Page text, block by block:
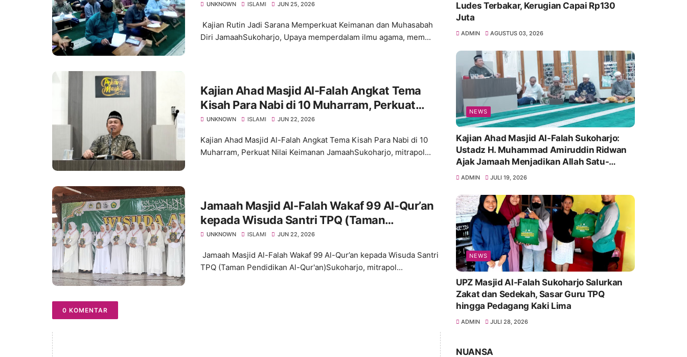
UNKNOWN ISLAMI JUN 25, 2026
Kajian Rutin Jadi Sarana Memperkuat Keimanan dan Muhasabah
Diri JamaahSukoharjo, Upaya memperdalam ilmu agama, mem...
Kajian Ahad Masjid Al-Falah Angkat Tema
Kisah Para Nabi di 10 Muharram, Perkuat
Nilai Keimanan Jamaah
UNKNOWN ISLAMI JUN 22, 2026
Kajian Ahad Masjid Al-Falah Angkat Tema Kisah Para Nabi di 10
Muharram, Perkuat Nilai Keimanan JamaahSukoharjo, mitrapol...
Jamaah Masjid Al-Falah Wakaf 99 Al-Qur’an
kepada Wisuda Santri TPQ (Taman
Pendidikan Al-Qur'an)
UNKNOWN ISLAMI JUN 22, 2026
Jamaah Masjid Al-Falah Wakaf 99 Al-Qur’an kepada Wisuda Santri
TPQ (Taman Pendidikan Al-Qur'an)Sukoharjo, mitrapol...
0 KOMENTAR
Ludes Terbakar, Kerugian Capai Rp130
Juta
ADMIN AGUSTUS 03, 2026
NEWS
Kajian Ahad Masjid Al-Falah Sukoharjo:
Ustadz H. Muhammad Amiruddin Ridwan
Ajak Jamaah Menjadikan Allah Satu-
Satunya Tempat Bergantung
ADMIN JULI 19, 2026
NEWS
UPZ Masjid Al-Falah Sukoharjo Salurkan
Zakat dan Sedekah, Sasar Guru TPQ
hingga Pedagang Kaki Lima
ADMIN JULI 28, 2026
NUANSA